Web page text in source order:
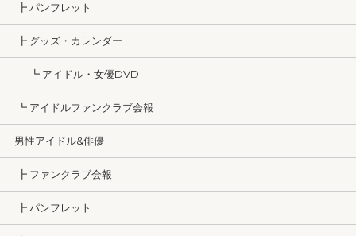
┣ パンフレット
┣ グッズ・カレンダー
┗ アイドル・女優DVD
┗ アイドルファンクラブ会報
男性アイドル&俳優
┣ ファンクラブ会報
┣ パンフレット